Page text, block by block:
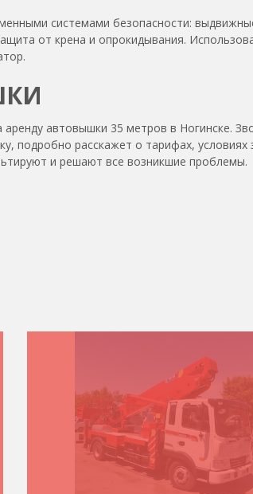
системами безопасности:
от крена и опрокидывания.
аренду автовышки 35 метров в Ногинске.
подробно расскажет о тарифах, условиях
и решают все возникшие проблемы.